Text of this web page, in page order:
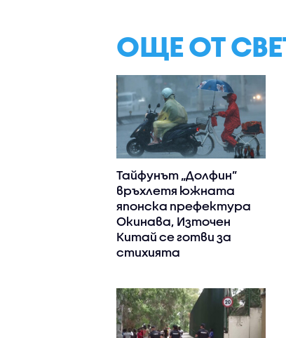
ОЩЕ ОТ
Тайфунът „Долфин”
връхлетя южната
японска префектура
Окинава, Източен
Китай се готви за
стихията